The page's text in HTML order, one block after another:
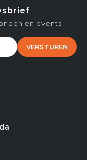
en events
VERSTUREN